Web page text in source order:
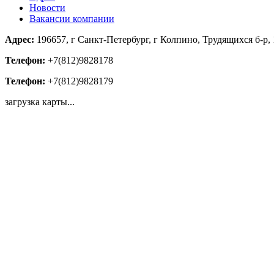
Новости
Вакансии компании
Адрес: 196657, г Санкт-Петербург, г Колпино, Трудящихся б-р,
Телефон: +7(812)9828178
Телефон: +7(812)9828179
загрузка карты...